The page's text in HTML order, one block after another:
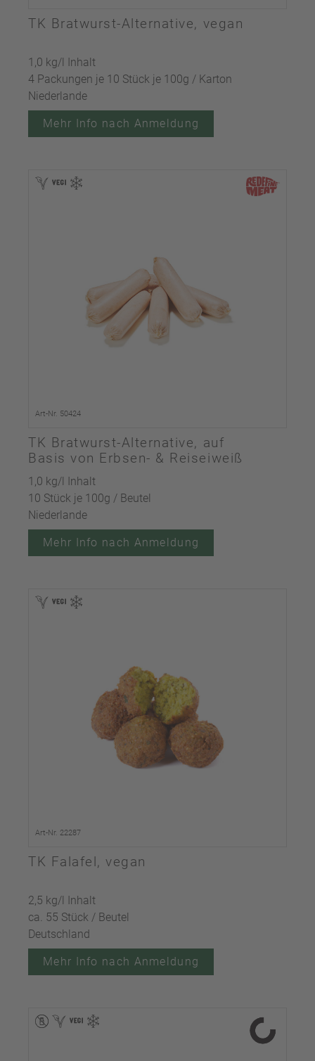
TK Bratwurst-Alternative, vegan
1,0 kg/l Inhalt
4 Packungen je 10 Stück je 100g / Karton
Niederlande
Mehr Info nach Anmeldung
Art-Nr. 50424
TK Bratwurst-Alternative, auf
Basis von Erbsen- & Reiseiweiß
1,0 kg/l Inhalt
10 Stück je 100g / Beutel
Niederlande
Mehr Info nach Anmeldung
Art-Nr. 22287
TK Falafel, vegan
2,5 kg/l Inhalt
ca. 55 Stück / Beutel
Deutschland
Mehr Info nach Anmeldung